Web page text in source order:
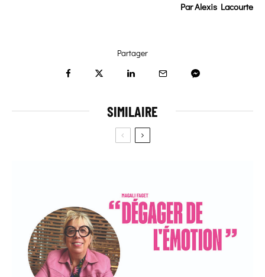
ParAlexis Lacourte
Partager
SIMILAIRE